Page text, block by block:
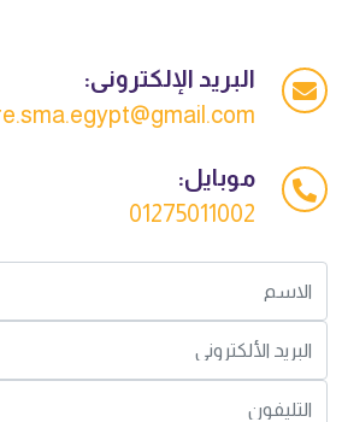
البريد الإلكترونى:
موبايل:
01275011002